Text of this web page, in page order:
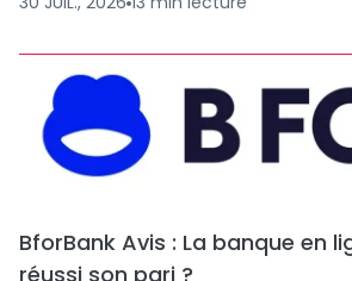
BforBank Avis : La banque en
réussi son pari ?